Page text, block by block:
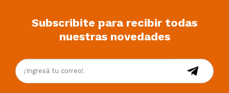
Subscribite para recibir todas
nuestras novedades